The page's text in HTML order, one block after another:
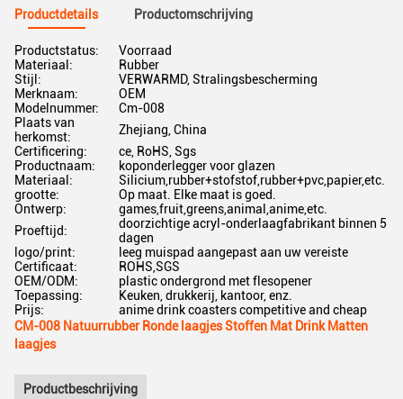
Productdetails Productomschrijving
Productstatus:
Voorraad
Materiaal:
Rubber
Stijl:
VERWARMD, Stralingsbescherming
Merknaam:
OEM
Modelnummer:
Cm-008
Plaats van
herkomst:
Zhejiang, China
Certificering:
ce, RoHS, Sgs
Productnaam:
koponderlegger voor glazen
Materiaal:
Silicium,rubber+stofstof,rubber+pvc,papier,etc.
grootte:
Op maat. Elke maat is goed.
Ontwerp:
games,fruit,greens,animal,anime,etc.
Proeftijd:
doorzichtige acryl-onderlaagfabrikant binnen 5
dagen
logo/print:
leeg muispad aangepast aan uw vereiste
Certificaat:
ROHS,SGS
OEM/ODM:
plastic ondergrond met flesopener
Toepassing:
Keuken, drukkerij, kantoor, enz.
Prijs:
anime drink coasters competitive and cheap
CM-008 Natuurrubber Ronde laagjes Stoffen Mat Drink Matten
laagjes
Productbeschrijving